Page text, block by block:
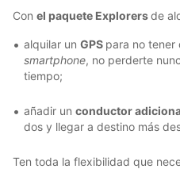
Con el paquete Explorersde
alquilar un GPS para no tener
smartphone, no perderte
tiempo;
añadir un conductor
dos y llegar a destino más
Ten toda la flexibilidad que